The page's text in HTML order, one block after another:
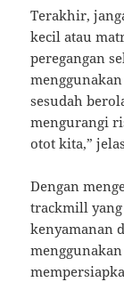
Terakhir,
kecil atau
peregangan
sesudah
mengurangi
otot kita,”
Dengan
trackmill
kenyamanan